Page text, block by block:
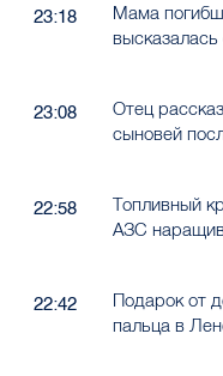
23:18
Мама
23:08
Отец
сыновей
22:58
Топливный
АЗС
22:42
Подарок от
пальца в